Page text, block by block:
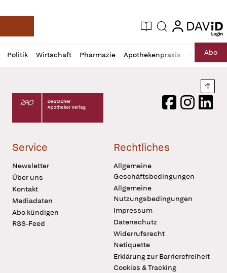
Deutsche Apotheker Zeitung
Aktuelle Ausgabe
Suche login
login
Politik Wirtschaft Pharmazie Apothekenpraxis RechtAbo
Profil
öffnen
Daz
Pur
Deutscher Apotheker Verlag Logo
FacebookInstagram
Service
Newsletter
Über uns
Kontakt
Mediadaten
Abo kündigen
RSS-Feed
Rechtliches
Allgemeine
Geschäftsbedingungen
Allgemeine
Nutzungsbedingungen
Impressum
Datenschutz
Widerrufsrecht
Netiquette
Erklärung zur Barrierefreiheit
Cookies & Tracking